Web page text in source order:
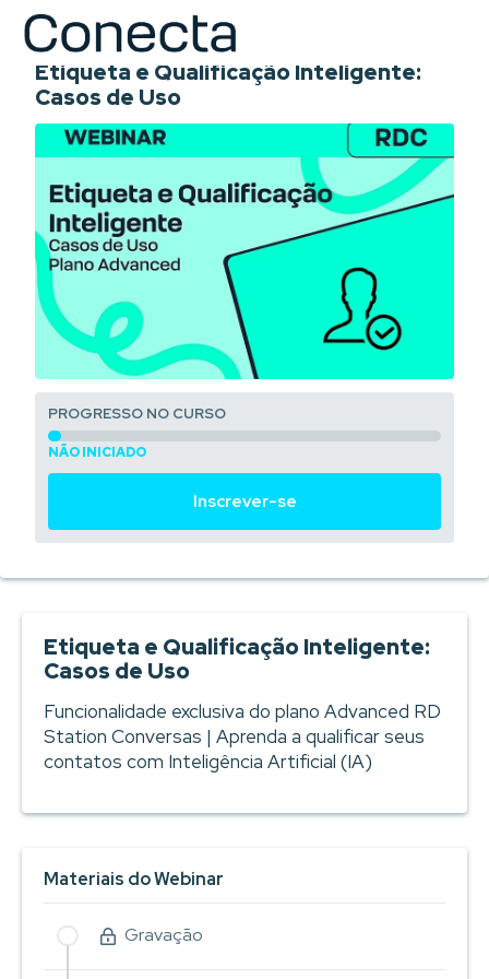
COURSE
Etiqueta e Qualificação Inteligente:
Casos de Uso
PROGRESSO NO CURSO
NÃO INICIADO
Inscrever-se
Etiqueta e Qualificação Inteligente:
Casos de Uso
Funcionalidade exclusiva do plano Advanced RD
Station Conversas | Aprenda a qualificar seus
contatos com Inteligência Artificial (IA)
Materiais do Webinar
Gravação